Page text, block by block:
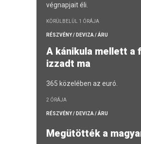
végnapjait éli.
KÖRÜLBELÜL 1 ÓRÁJA
RÉSZVÉNY / DEVIZA / ÁRU
A kánikula mellett a
izzadt ma
365 közelében az euró.
2 ÓRÁJA
RÉSZVÉNY / DEVIZA / ÁRU
Megütötték a